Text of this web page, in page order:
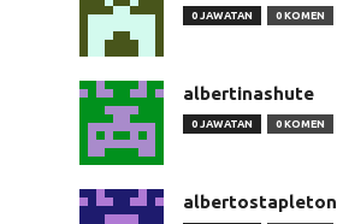
0 JAWATAN 0 KOMEN
albertinashute
0 JAWATAN 0 KOMEN
albertostapleton